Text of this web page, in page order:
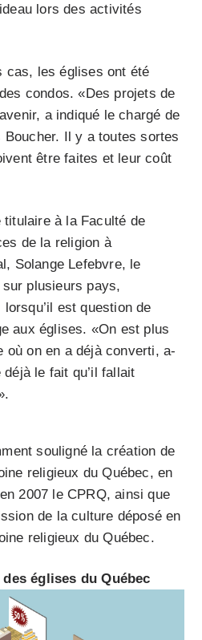
lors des activités
cas, les églises ont été
condos. «Des projets de
a indiqué le chargé de
Boucher. Il y a toutes sortes
être faites et leur coût
titulaire à la Faculté de
de la religion à
Solange Lefebvre, le
plusieurs pays,
est question de
aux églises. «On est plus
où on en a déjà converti, a-
le fait qu’il fallait
souligné la création de
religieux du Québec, en
2007 le CPRQ, ainsi que
de la culture déposé en
religieux du Québec.
églises du Québec